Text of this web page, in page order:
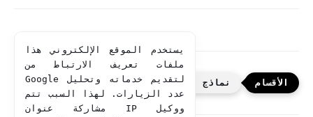
نماذج الشركات
يستخدم الموقع الإلكتروني هذا
ملفات تعريف الارتباط من
Google لتقديم خدماته وتحليل
عدد الزيارات. لهذا السبب تتم
مشاركة عنوان IP ووكيل